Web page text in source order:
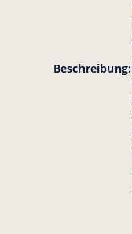
Beschreibung: